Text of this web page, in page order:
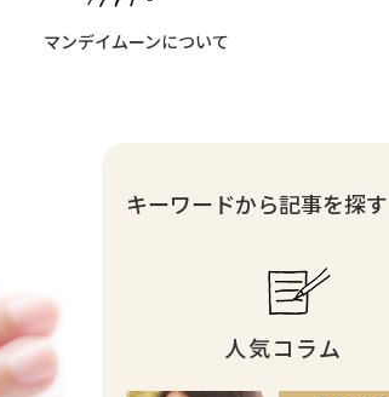
マンデイムーンについて
キーワードから記事を探す
人気コラム